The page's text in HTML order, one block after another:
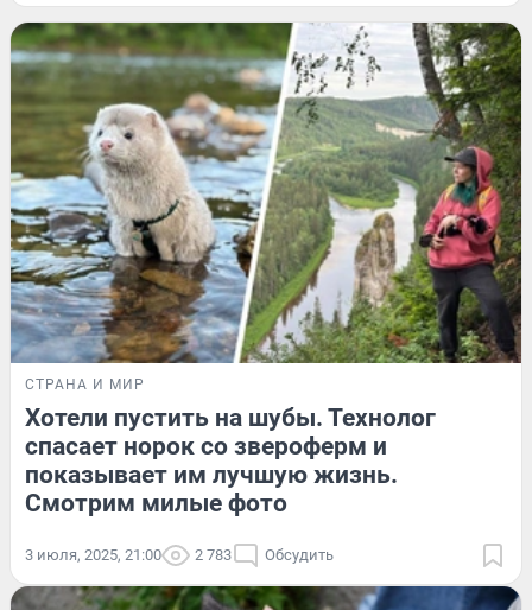
СТРАНА И МИР
Хотели пустить на шубы. Технолог
спасает норок со звероферм и
показывает им лучшую жизнь.
Смотрим милые фото
3 июля, 2025, 21:00 2 783 Обсудить